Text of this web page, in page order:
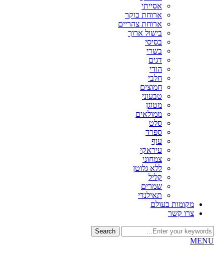
אסייתי
ארוחת בוקר
ארוחת צהריים
בישול ארוך
בסיסי
בשרי
דגים
הודי
חלבי
חמוצים
טבעוני
מטוגן
ממולאים
סלט
ספרד
עוף
עיראקי
צמחוני
ללא גלוטן
קליל
שמרים
תאילנדי
מקומות בעולם
צרו קשר
MENU